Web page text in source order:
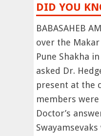
DID YOU
BABASAHEB
over the
Pune Shakha
asked Dr.
present at the
members
Doctor’s